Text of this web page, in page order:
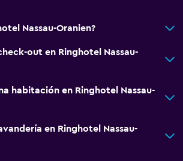
Nassau-Oranien?
out en Ringhotel Nassau-
habitación en Ringhotel Nassau-
en Ringhotel Nassau-